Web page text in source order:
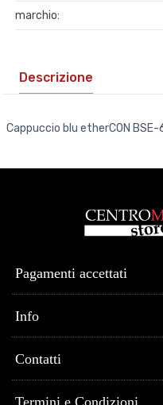
marchio:
Descrizione
Cappuccio blu etherCON BSE-
Pagamenti accettati
Info
Contatti
Termini e Condizioni